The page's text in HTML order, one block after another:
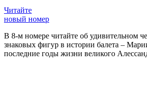
Читайте
новый номер
В 8-м номере читайте об удивительном
знаковых фигур в истории балета –
последние годы жизни великого